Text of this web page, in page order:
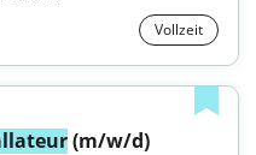
Vollzeit
(m/w/d)